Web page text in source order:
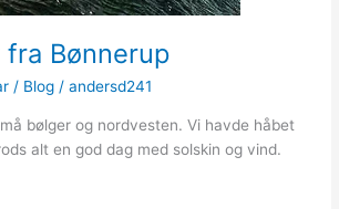
Bønnerup
/ Blog /andersd241
bølger og nordvesten. Vi havde håbet
alt en god dag med solskin og vind.